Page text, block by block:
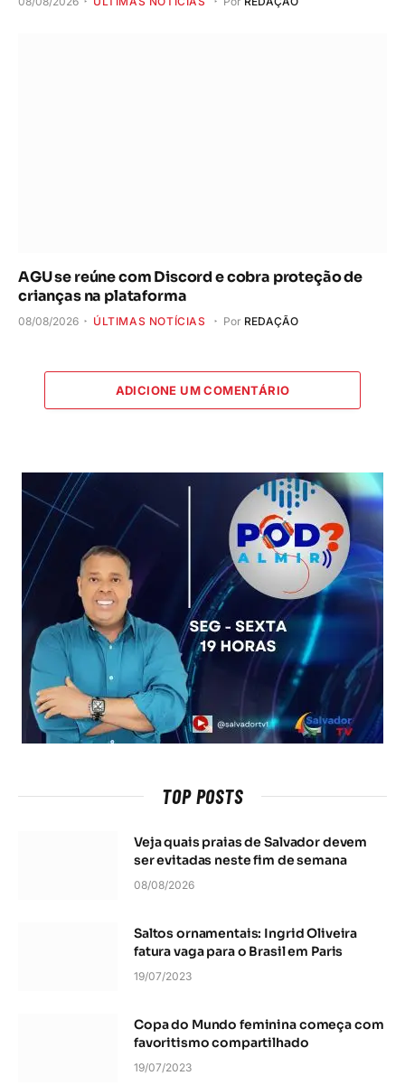
AGU se reúne com Discord e cobra proteção de
crianças na plataforma
08/08/2026 ÚLTIMAS NOTÍCIAS Por REDAÇÃO
ADICIONE UM COMENTÁRIO
TOP POSTS
Veja quais praias de Salvador devem
ser evitadas neste fim de semana
08/08/2026
Saltos ornamentais: Ingrid Oliveira
fatura vaga para o Brasil em Paris
19/07/2023
Copa do Mundo feminina começa com
favoritismo compartilhado
19/07/2023